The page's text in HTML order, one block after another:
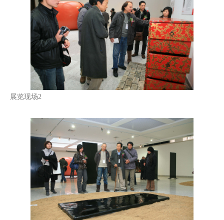
展览现场2